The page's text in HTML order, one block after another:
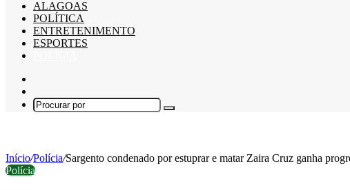
ALAGOAS
POLÍTICA
ENTRETENIMENTO
ESPORTES
skin
Procurar
Início/Polícia/Sargento condenado por estuprar e matar Zaira Cruz ganha
Polícia